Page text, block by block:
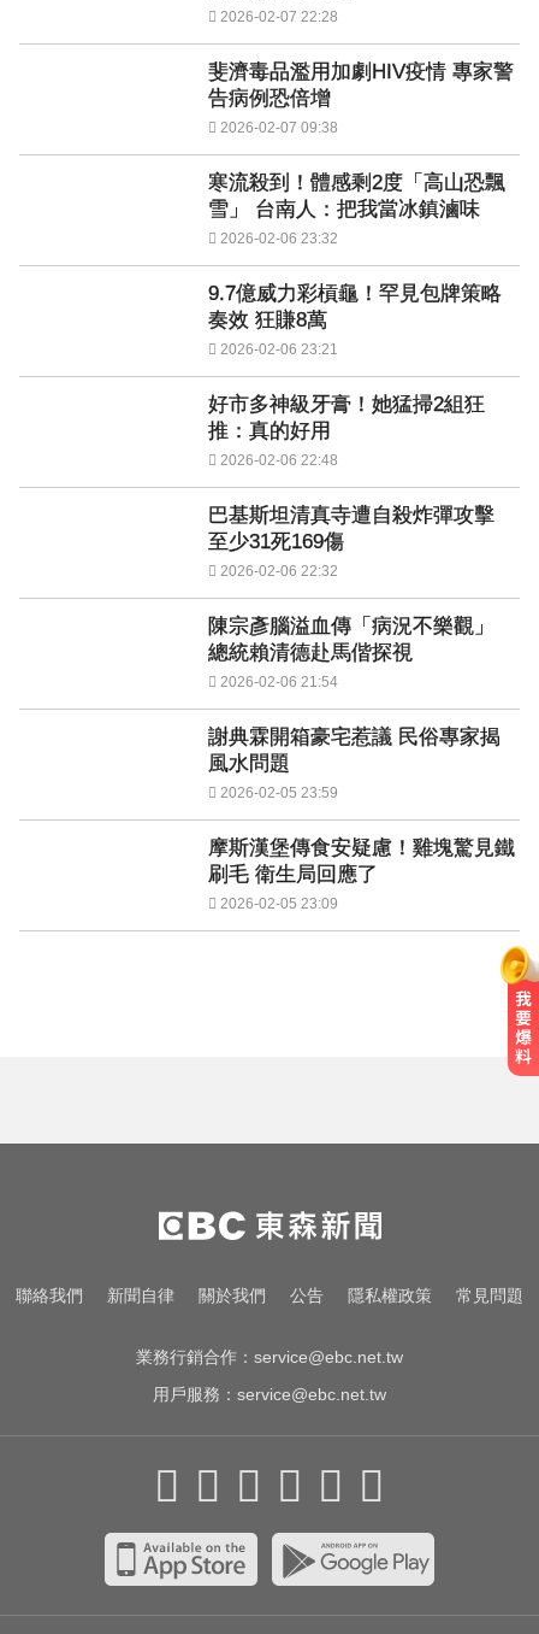
2026-02-07 22:28
斐濟毒品濫用加劇HIV疫情 專家警
告病例恐倍增
2026-02-07 09:38
寒流殺到！體感剩2度「高山恐飄
雪」 台南人：把我當冰鎮滷味
2026-02-06 23:32
9.7億威力彩槓龜！罕見包牌策略
奏效 狂賺8萬
2026-02-06 23:21
好市多神級牙膏！她猛掃2組狂
推：真的好用
2026-02-06 22:48
巴基斯坦清真寺遭自殺炸彈攻擊
至少31死169傷
2026-02-06 22:32
陳宗彥腦溢血傳「病況不樂觀」
總統賴清德赴馬偕探視
2026-02-06 21:54
謝典霖開箱豪宅惹議 民俗專家揭
風水問題
2026-02-05 23:59
摩斯漢堡傳食安疑慮！雞塊驚見鐵
刷毛 衛生局回應了
2026-02-05 23:09
聯絡我們 新聞自律 關於我們 公告 隱私權政策 常見問題
業務行銷合作： service@ebc.net.tw
用戶服務： service@ebc.net.tw